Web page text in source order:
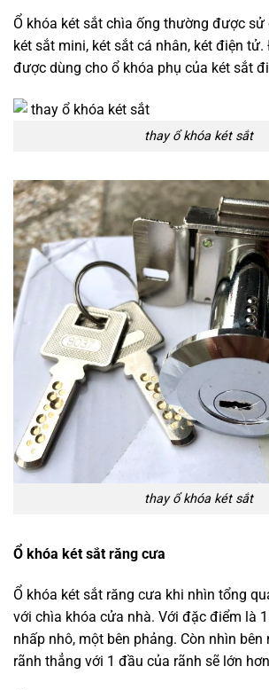
Ổ khóa két sắt chìa ống thường được sử
két sắt mini, két sắt cá nhân, két điện
được dùng cho ổ khóa phụ của két sắt
thay ổ khóa két sắt
thay ổ khóa két sắt
Ổ khóa két sắt răng cưa
Ổ khóa két sắt răng cưa khi nhìn tổng
với chìa khóa cửa nhà. Với đặc điểm là
nhấp nhô, một bên phảng. Còn nhìn bên
rãnh thẳng với 1 đầu của rãnh sẽ lớn